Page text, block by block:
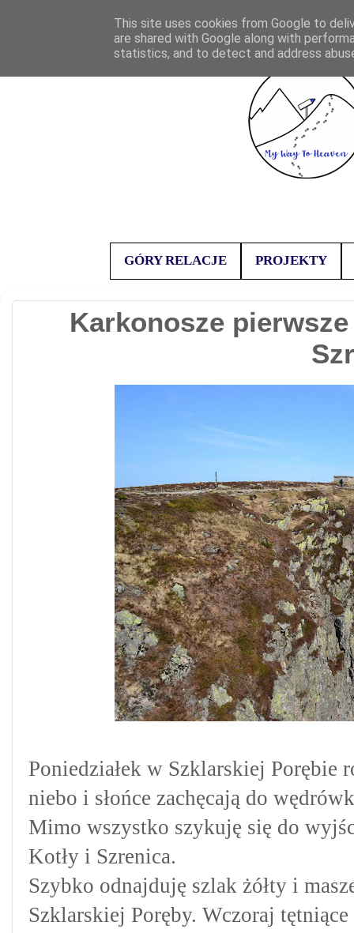
GÓRY RELACJE PROJEKTY
Karkonosze
Poniedziałek w Szklarskiej Porębie
niebo i słońce zachęcają do
Mimo wszystko szykuję się do
Kotły i Szrenica.
Szybko odnajduję szlak żółty i
Szklarskiej Poręby. Wczoraj
This site uses cookies from Google to
are shared with Google along with
statistics, and to detect and address